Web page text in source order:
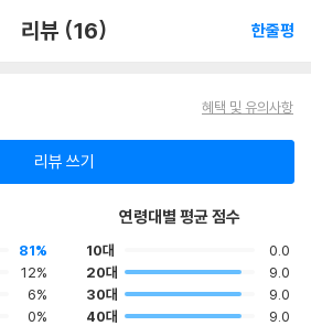
리뷰 (16) 한줄평
혜택 및 유의사항
리뷰 쓰기
81%
12%
6%
0%
연령대별 평균 점수
10대
0.0
20대
9.0
30대
9.0
40대
9.0